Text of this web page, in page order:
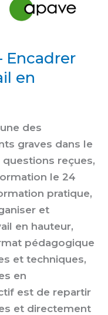
Encadrer
en
des
graves dans le
questions reçues,
le 24
pratique,
et
en hauteur,
pédagogique
et techniques,
en
est de repartir
et directement